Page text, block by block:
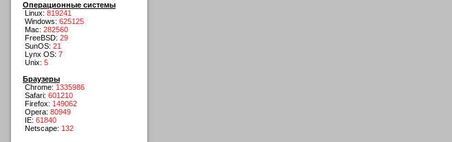
Операционные системы
Linux: 819241
Windows: 625125
Mac: 282560
FreeBSD: 29
SunOS: 21
Lynx OS: 7
Unix: 5
Браузеры
Chrome: 1335986
Safari: 601210
Firefox: 149062
Opera: 80949
IE: 61840
Netscape: 132